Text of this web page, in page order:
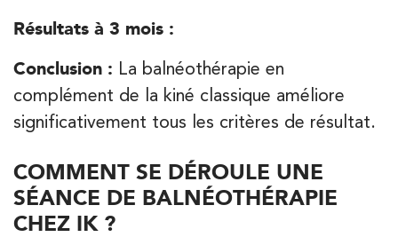
Résultats à 3 mois :
Conclusion : La balnéothérapie en
complément de la kiné classique améliore
significativement tous les critères de résultat.
COMMENT SE DÉROULE UNE
SÉANCE DE BALNÉOTHÉRAPIE
CHEZ IK ?